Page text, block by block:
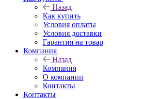
Назад
Как купить
Условия оплаты
Условия доставки
Гарантия на товар
Компания
Назад
Компания
О компании
Контакты
Контакты